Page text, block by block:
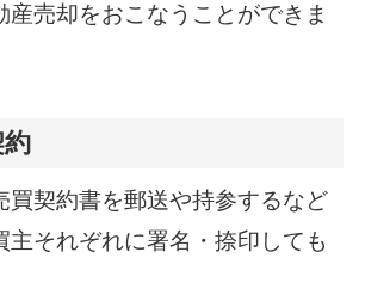
産売却をおこなうことができま
買契約書を郵送や持参するなど
主それぞれに署名・捺印しても